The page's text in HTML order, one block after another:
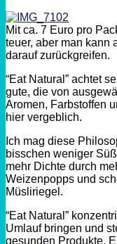
Mit ca. 7 Euro pro
teuer, aber man kann
darauf zurückgreifen.
“Eat Natural” achtet
gute, die von
Aromen, Farbstoffen
hier vergeblich.
Ich mag diese
bisschen weniger
mehr Dichte durch
Weizenpopps und
Müsliriegel.
“Eat Natural”
Umlauf bringen und
gesunden Produkte.